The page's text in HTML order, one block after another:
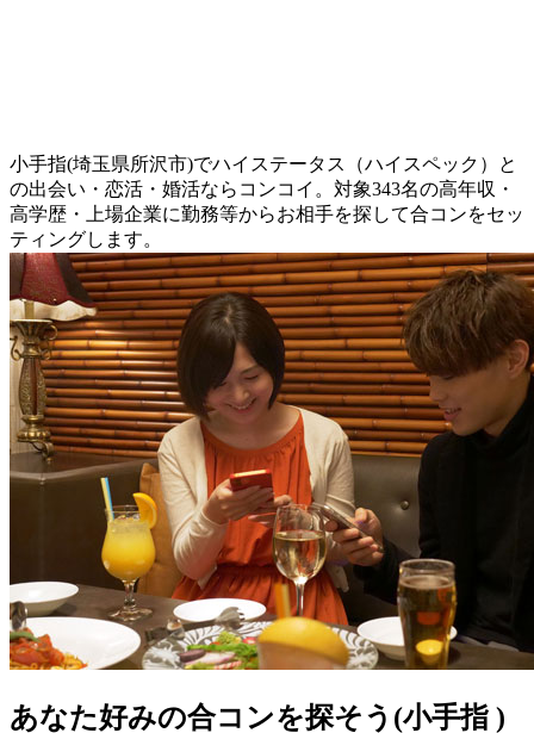
小手指(埼玉県所沢市)でハイステータス（ハイスペック）と
の出会い・恋活・婚活ならコンコイ。対象343名の高年収・
高学歴・上場企業に勤務等からお相手を探して合コンをセッ
ティングします。
あなた好みの合コンを探そう(小手指 )